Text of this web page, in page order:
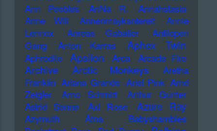
Ann Peebles
AnNa R.
Annahstasia
Anne Will
Annenmaykantereit
Annie
Lennox
Anreas Gabalier
Antilopen
Gang
Anton Karras Aphex Twin
Aphrodite Apsilon Arca Arcade Fire
Archive Arctic Monkeys
Aretha
Franklin Ariana Grande Ariel Pink Arnd
Zeigler
Arno Schmitt
Arthur Gunter
Astrid Sonne
Axl Rose Azure Ray
Azymuth Ätna
Babyshambles